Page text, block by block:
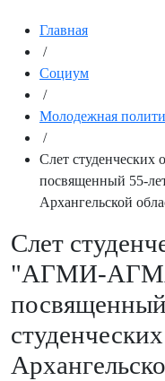
Главная
/
Социум
/
Молодежная
/
Слет
посвященный 55-
Архангельской
Слет
"АГМИ-